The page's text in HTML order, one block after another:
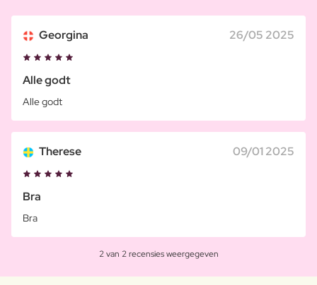
Georgina 26/05 2025
Alle godt
Alle godt
Therese 09/01 2025
Bra
Bra
2 van 2 recensies weergegeven